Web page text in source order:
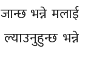
भन्ने मलाई
भन्ने